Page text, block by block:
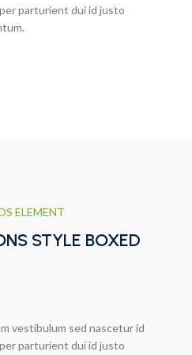
parturient dui id justo
ELEMENT
STYLE BOXED
vestibulum sed nascetur id
parturient dui id justo